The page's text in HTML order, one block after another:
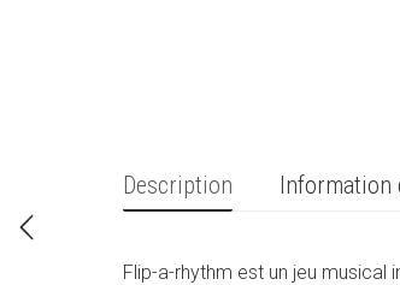
Description Information
Flip-a-rhythm est un jeu musical